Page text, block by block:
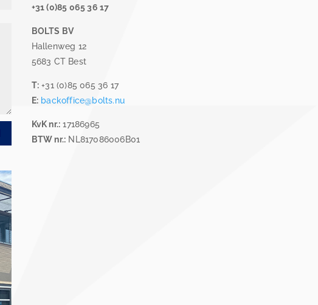
+31 (0)85 065 36 17
BOLTS BV
Hallenweg 12
5683 CT Best
T: +31 (0)85 065 36 17
E: backoffice@bolts.nu
KvK nr.: 17186965
BTW nr.: NL817086006B01